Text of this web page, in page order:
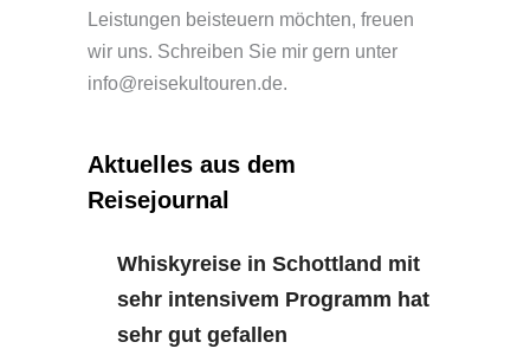
Leistungen beisteuern möchten, freuen
wir uns. Schreiben Sie mir gern unter
info@reisekultouren.de.
Aktuelles aus dem
Reisejournal
Whiskyreise in Schottland mit
sehr intensivem Programm hat
sehr gut gefallen